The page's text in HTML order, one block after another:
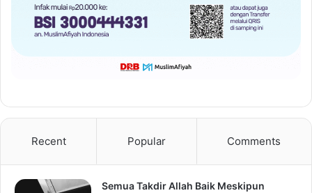
Recent Popular Comments
Semua Takdir Allah Baik Meskipun